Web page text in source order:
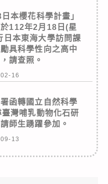
本櫻花科學計畫」
112年2月18日(星
本東海大學訪問課
具科學性向之高中
請查照。
16
函轉國立自然科學
灣哺乳動物化石研
師生踴躍參加。
13